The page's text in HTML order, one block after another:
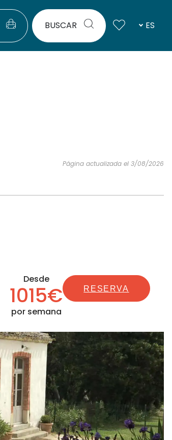
BUSCAR ES
Página actualizada el 3/08/2026
Desde
1015€
por semana
RESERVA